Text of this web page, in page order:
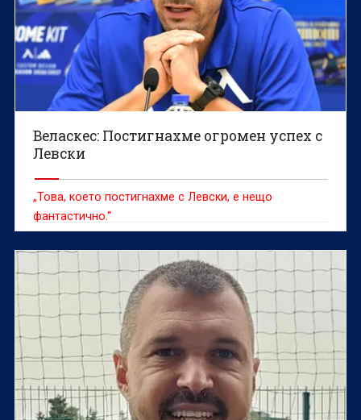
Веласкес: Постигнахме огромен успех с
Левски
„Това, което постигнахме с Левски, е нещо
фантастично.“